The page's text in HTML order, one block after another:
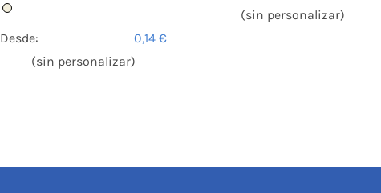
Desde: 0,14€
(sin personalizar)
(sin personalizar)